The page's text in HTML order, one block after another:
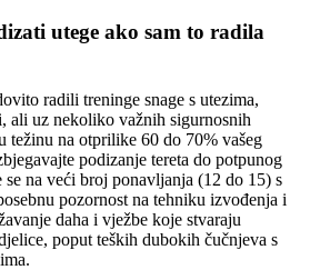
utege ako sam to radila
radili treninge snage s utezima,
ali uz nekoliko važnih sigurnosnih
težinu na otprilike 60 do 70% vašeg
podizanje tereta do potpunog
na veći broj ponavljanja (12 do 15) s
pozornost na tehniku izvođenja i
daha i vježbe koje stvaraju
poput teških dubokih čučnjeva s